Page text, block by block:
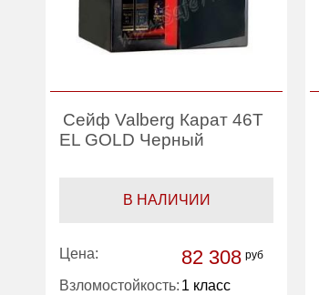
Сейф Valberg Карат 46T
EL GOLD Черный
В НАЛИЧИИ
Цена: 82 308 руб
Взломостойкость: 1 класс